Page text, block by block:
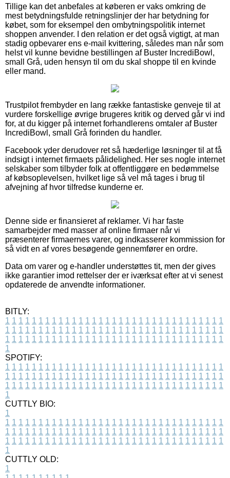
Tillige kan det anbefales at køberen er vaks omkring de
mest betydningsfulde retningslinjer der har betydning for
købet, som for eksempel den ombytningspolitik internet
shoppen anvender. I den relation er det også vigtigt, at man
stadig opbevarer ens e-mail kvittering, således man når som
helst vil kunne bevidne bestillingen af Buster IncrediBowl,
small Grå, uden hensyn til om du skal shoppe til en kvinde
eller mand.
Trustpilot frembyder en lang række fantastiske genveje til at
vurdere forskellige øvrige brugeres kritik og derved går vi ind
for, at du kigger på internet forhandlerens omtaler af Buster
IncrediBowl, small Grå forinden du handler.
Facebook yder derudover ret så hæderlige løsninger til at få
indsigt i internet firmaets pålidelighed. Her ses nogle internet
selskaber som tilbyder folk at offentliggøre en bedømmelse
af købsoplevelsen, hvilket lige så vel må tages i brug til
afvejning af hvor tilfredse kunderne er.
Denne side er finansieret af reklamer. Vi har faste
samarbejder med masser af online firmaer når vi
præsenterer firmaernes varer, og indkasserer kommission for
så vidt en af vores besøgende gennemfører en ordre.
Data om varer og e-handler understøttes tit, men der gives
ikke garantier imod rettelser der er iværksat efter at vi senest
opdaterede de anvendte informationer.
BITLY:
1 1 1 1 1 1 1 1 1 1 1 1 1 1 1 1 1 1 1 1 1 1 1 1 1 1 1 1 1 1 1 1 1
1 1 1 1 1 1 1 1 1 1 1 1 1 1 1 1 1 1 1 1 1 1 1 1 1 1 1 1 1 1 1 1 1
1 1 1 1 1 1 1 1 1 1 1 1 1 1 1 1 1 1 1 1 1 1 1 1 1 1 1 1 1 1 1 1 1
1
SPOTIFY:
1 1 1 1 1 1 1 1 1 1 1 1 1 1 1 1 1 1 1 1 1 1 1 1 1 1 1 1 1 1 1 1 1
1 1 1 1 1 1 1 1 1 1 1 1 1 1 1 1 1 1 1 1 1 1 1 1 1 1 1 1 1 1 1 1 1
1 1 1 1 1 1 1 1 1 1 1 1 1 1 1 1 1 1 1 1 1 1 1 1 1 1 1 1 1 1 1 1 1
1
CUTTLY BIO:
1
1 1 1 1 1 1 1 1 1 1 1 1 1 1 1 1 1 1 1 1 1 1 1 1 1 1 1 1 1 1 1 1 1
1 1 1 1 1 1 1 1 1 1 1 1 1 1 1 1 1 1 1 1 1 1 1 1 1 1 1 1 1 1 1 1 1
1 1 1 1 1 1 1 1 1 1 1 1 1 1 1 1 1 1 1 1 1 1 1 1 1 1 1 1 1 1 1 1 1
1
CUTTLY OLD:
1